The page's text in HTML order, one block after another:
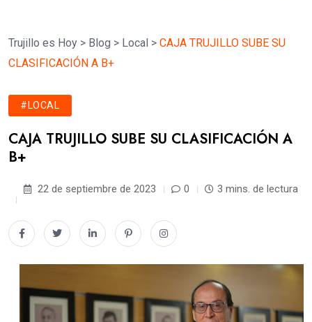
Trujillo es Hoy > Blog > Local > CAJA TRUJILLO SUBE SU
CLASIFICACIÓN A B+
#LOCAL
CAJA TRUJILLO SUBE SU CLASIFICACIÓN A
B+
22 de septiembre de 2023 0 3 mins. de lectura